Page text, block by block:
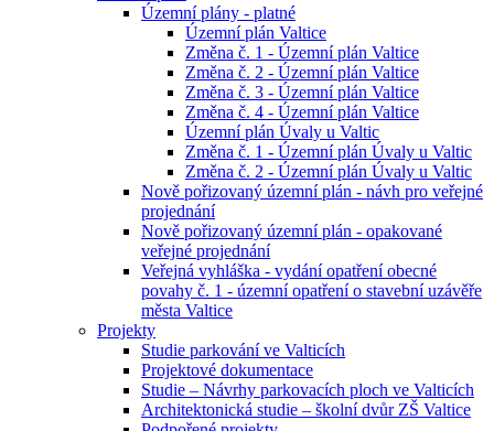
Územní plány - platné
Územní plán Valtice
Změna č. 1 - Územní plán Valtice
Změna č. 2 - Územní plán Valtice
Změna č. 3 - Územní plán Valtice
Změna č. 4 - Územní plán Valtice
Územní plán Úvaly u Valtic
Změna č. 1 - Územní plán Úvaly u Valtic
Změna č. 2 - Územní plán Úvaly u Valtic
Nově pořizovaný územní plán - návh pro veřejné
projednání
Nově pořizovaný územní plán - opakované
veřejné projednání
Veřejná vyhláška - vydání opatření obecné
povahy č. 1 - územní opatření o stavební uzávěře
města Valtice
Projekty
Studie parkování ve Valticích
Projektové dokumentace
Studie – Návrhy parkovacích ploch ve Valticích
Architektonická studie – školní dvůr ZŠ Valtice